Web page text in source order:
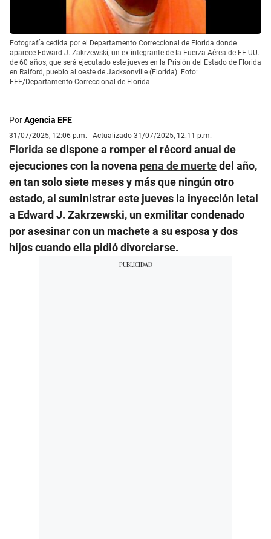
Fotografía cedida por el Departamento Correccional de Florida donde
aparece Edward J. Zakrzewski, un ex integrante de la Fuerza Aérea de EE.UU.
de 60 años, que será ejecutado este jueves en la Prisión del Estado de Florida
en Raiford, pueblo al oeste de Jacksonville (Florida). Foto:
EFE/Departamento Correccional de Florida
PorAgencia EFE
31/07/2025, 12:06 p.m. | Actualizado 31/07/2025, 12:11 p.m.
Florida se dispone a romper el récord anual de
ejecuciones con la novena pena de muertedel año,
en tan solo siete meses y más que ningún otro
estado, al suministrar este jueves la inyección letal
a Edward J. Zakrzewski, un exmilitar condenado
por asesinar con un machete a su esposa y dos
hijos cuando ella pidió divorciarse.